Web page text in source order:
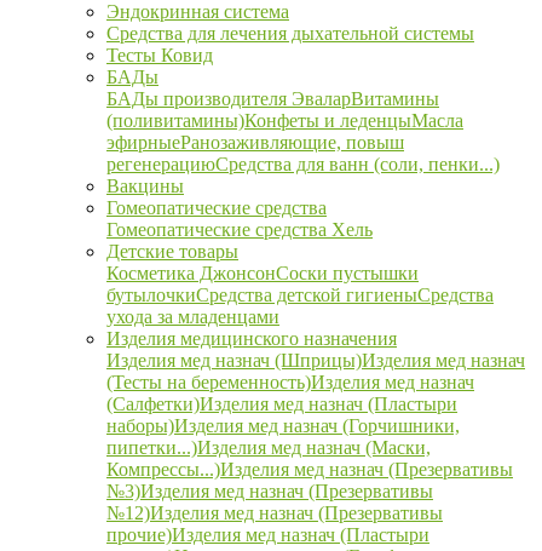
Эндокринная система
Средства для лечения дыхательной системы
Тесты Ковид
БАДы
БАДы производителя ЭваларВитамины
(поливитамины)Конфеты и леденцыМасла
эфирныеРанозаживляющие, повыш
регенерациюСредства для ванн (соли, пенки...)
Вакцины
Гомеопатические средства
Гомеопатические средства Хель
Детские товары
Косметика ДжонсонСоски пустышки
бутылочкиСредства детской гигиеныСредства
ухода за младенцами
Изделия медицинского назначения
Изделия мед назнач (Шприцы)Изделия мед назнач
(Тесты на беременность)Изделия мед назнач
(Салфетки)Изделия мед назнач (Пластыри
наборы)Изделия мед назнач (Горчишники,
пипетки...)Изделия мед назнач (Маски,
Компрессы...)Изделия мед назнач (Презервативы
№3)Изделия мед назнач (Презервативы
№12)Изделия мед назнач (Презервативы
прочие)Изделия мед назнач (Пластыри